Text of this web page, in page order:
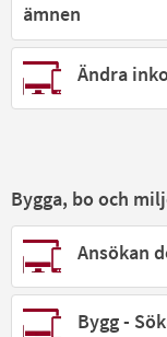
ämnen
Ändra
Bygga, bo och
Ansökan
Bygg -